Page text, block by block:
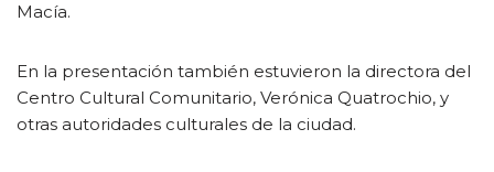
Macía.
En la presentación también estuvieron la directora del
Centro Cultural Comunitario, Verónica Quatrochio, y
otras autoridades culturales de la ciudad.